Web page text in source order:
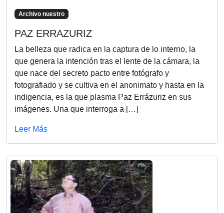
Archivo nuestro
PAZ ERRAZURIZ
La belleza que radica en la captura de lo interno, la
que genera la intención tras el lente de la cámara, la
que nace del secreto pacto entre fotógrafo y
fotografiado y se cultiva en el anonimato y hasta en la
indigencia, es la que plasma Paz Errázuriz en sus
imágenes. Una que interroga a […]
Leer Más